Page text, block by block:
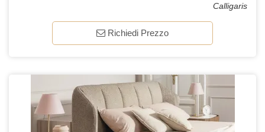
Calligaris
Richiedi Prezzo